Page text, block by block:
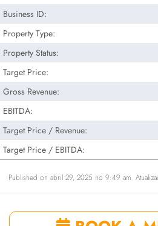
Business ID:
Property Type:
Property Status:
Target Price:
Gross Revenue:
EBITDA:
Target Price / Revenue:
Target Price / EBITDA:
Published on abril 29, 2025 no 9:49 am.